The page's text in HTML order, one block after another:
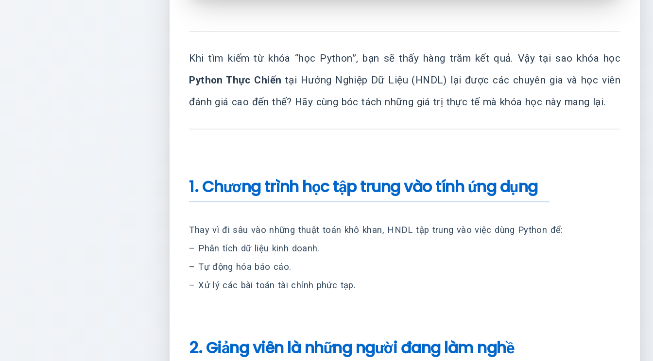
Khi tìm kiếm từ khóa “học Python”, bạn sẽ thấy hàng trăm kết quả. Vậy tại sao khóa học
Python Thực Chiến tại Hướng Nghiệp Dữ Liệu (HNDL) lại được các chuyên gia và học viên
đánh giá cao đến thế? Hãy cùng bóc tách những giá trị thực tế mà khóa học này mang lại.
1. Chương trình học tập trung vào tính ứng dụng
Thay vì đi sâu vào những thuật toán khô khan, HNDL tập trung vào việc dùng Python để:
– Phân tích dữ liệu kinh doanh.
– Tự động hóa báo cáo.
– Xử lý các bài toán tài chính phức tạp.
2. Giảng viên là những người đang làm nghề